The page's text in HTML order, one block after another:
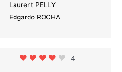
Laurent PELLY
Edgardo ROCHA
4